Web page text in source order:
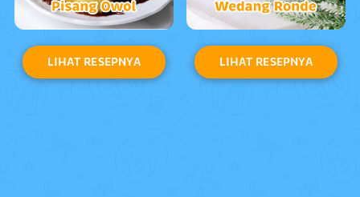
LIHAT RESEPNYA LIHAT RESEPNYA